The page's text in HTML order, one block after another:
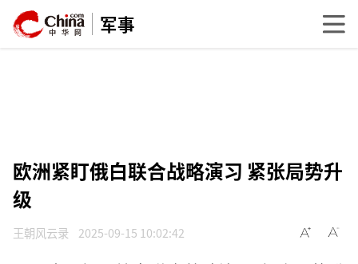
军事
欧洲紧盯俄白联合战略演习 紧张局势升
级
王朝风云录 2025-09-15 10:02:42